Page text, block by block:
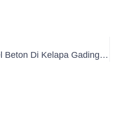
Jual Pagar Panel Beton Di Kelapa Gading Timur